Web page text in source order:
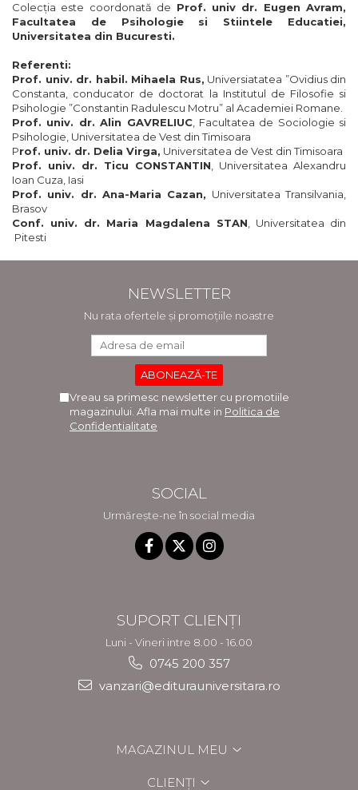
Colecţia este coordonată de Prof. univ dr. Eugen Avram,
Facultatea de Psihologie si Stiintele Educatiei,
Universitatea din Bucuresti.
Referenti:
Prof. univ. dr. habil. Mihaela Rus, Universiatatea ”Ovidius din
Constanta, conducator de doctorat la Institutul de Filosofie si
Psihologie ”Constantin Radulescu Motru” al Academiei Romane.
Prof. univ. dr. Alin GAVRELIUC, Facultatea de Sociologie si
Psihologie, Universitatea de Vest din Timisoara
Prof. univ. dr. Delia Virga, Universitatea de Vest din Timisoara
Prof. univ. dr. Ticu CONSTANTIN , Universitatea Alexandru
Ioan Cuza, Iasi
Prof. univ. dr. Ana-Maria Cazan, Universitatea Transilvania,
Brasov
Conf. univ. dr. Maria Magdalena STAN , Universitatea din
Pitesti
NEWSLETTER
Nu rata ofertele și promoțiile noastre
Vreau sa primesc newsletter cu promotiile
magazinului. Afla mai multe in Politica de
Confidentialitate
SOCIAL
Urmărește-ne în social media
SUPORT CLIENȚI
Luni - Vineri intre 8.00 - 16.00
0745 200 357
vanzari@editurauniversitara.ro
MAGAZINUL MEU
CLIENȚI